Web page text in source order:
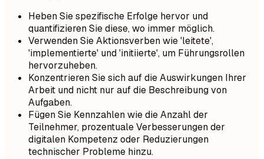
Heben Sie spezifische Erfolge hervor und
quantifizieren Sie diese, wo immer möglich.
Verwenden Sie Aktionsverben wie 'leitete',
'implementierte' und 'initiierte', um Führungsrollen
hervorzuheben.
Konzentrieren Sie sich auf die Auswirkungen Ihrer
Arbeit und nicht nur auf die Beschreibung von
Aufgaben.
Fügen Sie Kennzahlen wie die Anzahl der
Teilnehmer, prozentuale Verbesserungen der
digitalen Kompetenz oder Reduzierungen
technischer Probleme hinzu.